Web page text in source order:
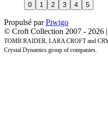
Propulsé parPiwigo
© Croft Collection 2007 - 2026 |
TOMB RAIDER, LARA CROFT and
Crystal Dynamics group of companies.